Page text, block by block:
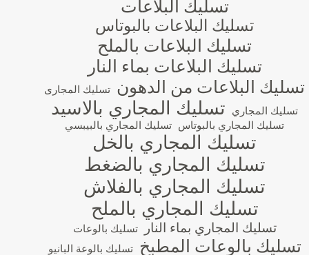
تسليك البلاعات
تسليك البلاعات بالبوتاس
تسليك البلاعات بالملح
تسليك البلاعات بماء النار
تسليك البلاعات من الدهون تسليك المجارى
تسليك المجاري
تسليك المجاري بالاسيد
تسليك المجاري بالبوتاس تسليك المجاري بالبيبسي
تسليك المجاري بالخل
تسليك المجاري بالضغط
تسليك المجاري بالفلاش
تسليك المجاري بالملح
تسليك المجاري بماء النار تسليك بالوعات
تسليك بالوعات المطبخ تسليك بالوعة البانيو